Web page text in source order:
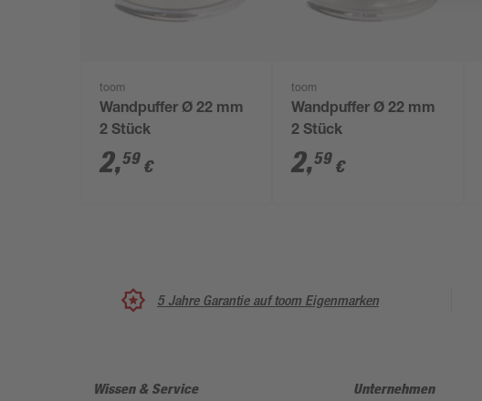
toom
Wandpuffer Ø 22 mm
2 Stück
2,59 €
toom
Wandpuffer Ø 22 mm
2 Stück
2,59 €
5 Jahre Garantie auf toom Eigenmarken
Wissen & Service Unternehmen